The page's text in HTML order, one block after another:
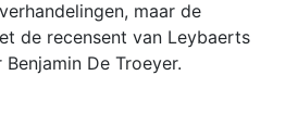
maar de
de recensent van Leybaerts
De Troeyer.